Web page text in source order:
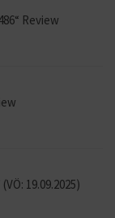
Review
19.09.2025)